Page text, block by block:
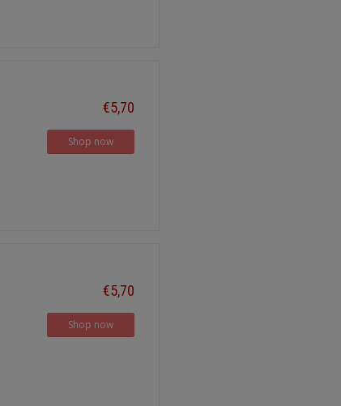
€5,70
Shop now
€5,70
Shop now